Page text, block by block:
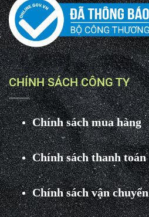
CHÍNH SÁCH CÔNG TY
Chính sách mua hàng
Chính sách thanh toán
Chính sách vận chuyển